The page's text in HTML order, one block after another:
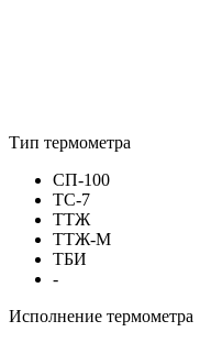
Тип термометра
СП-100
ТС-7
ТТЖ
ТТЖ-М
ТБИ
-
Исполнение термометра